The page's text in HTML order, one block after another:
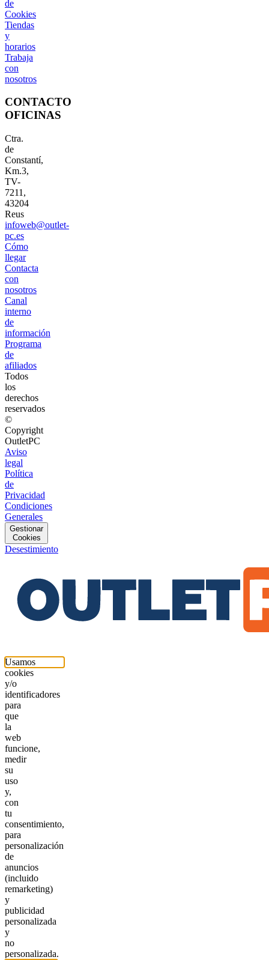
de
Cookies
Tiendas
y
horarios
Trabaja
con
nosotros
CONTACTO
OFICINAS
Ctra.
de
Constantí,
Km.3,
TV-
7211,
43204
Reus
infoweb@outlet-
pc.es
Cómo
llegar
Contacta
con
nosotros
Canal
interno
de
información
Programa
de
afiliados
Todos
los
derechos
reservados
©
Copyright
OutletPC
Aviso
legal
Política
de
Privacidad
Condiciones
Generales
Gestionar
Cookies
Desestimiento
Usamos
cookies
y/o
identificadores
para
que
la
web
funcione,
medir
su
uso
y,
con
tu
consentimiento,
para
personalización
de
anuncios
(incluido
remarketing)
y
publicidad
personalizada
y
no
personalizada.